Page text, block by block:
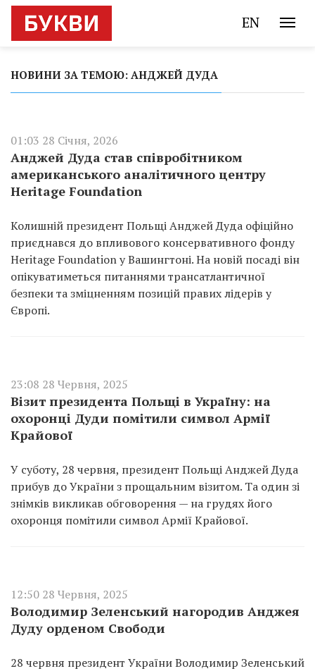
EN
НОВИНИ ЗА ТЕМОЮ: АНДЖЕЙ ДУДА
01:03 28 Січня, 2026
Анджей Дуда став співробітником
американського аналітичного центру
Heritage Foundation
Колишній президент Польщі Анджей Дуда офіційно
приєднався до впливового консервативного фонду
Heritage Foundation у Вашингтоні. На новій посаді він
опікуватиметься питаннями трансатлантичної
безпеки та зміцненням позицій правих лідерів у
Європі.
23:08 28 Червня, 2025
Візит президента Польщі в Україну: на
охоронці Дуди помітили символ Армії
Крайової
У суботу, 28 червня, президент Польщі Анджей Дуда
прибув до України з прощальним візитом. Та один зі
знімків викликав обговорення — на грудях його
охоронця помітили символ Армії Крайової.
12:50 28 Червня, 2025
Володимир Зеленський нагородив Анджея
Дуду орденом Свободи
28 червня президент України Володимир Зеленський